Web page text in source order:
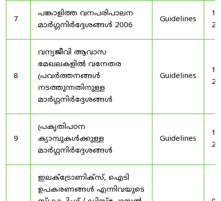
7
പങ്കാളിത്ത വനപരിപാലന
മാർഗ്ഗനിർദ്ദേശങ്ങൾ 2006
Guidelines
8
വന്യജീവി ആവാസ
മേഖലകളിൽ വനേതര
പ്രവർത്തനങ്ങൾ
നടത്തുന്നതിനുള്ള
മാർഗ്ഗനിർദ്ദേശങ്ങൾ
Guidelines
9
പ്രകൃതിപഠന
ക്യാമ്പുകൾക്കുള്ള
മാർഗ്ഗനിർദ്ദേശങ്ങൾ
Guidelines
ഇലക്‌ട്രോണിക്‌സ്, ഐടി
ഉപകരണങ്ങൾ എന്നിവയുടെ